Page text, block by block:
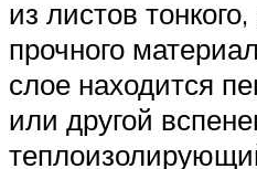
из листов
прочного
слое находится
или другой